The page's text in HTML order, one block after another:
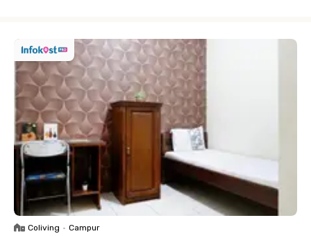
Coliving • Campur